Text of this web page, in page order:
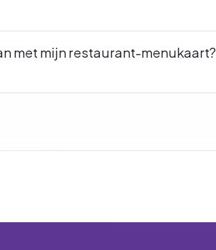
met mijn restaurant-menukaart?